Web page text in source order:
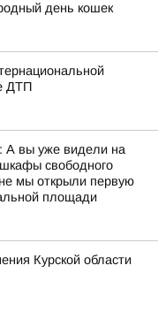
день кошек
ДТП
А вы уже видели на
свободного
мы открыли первую
площади
Курской области